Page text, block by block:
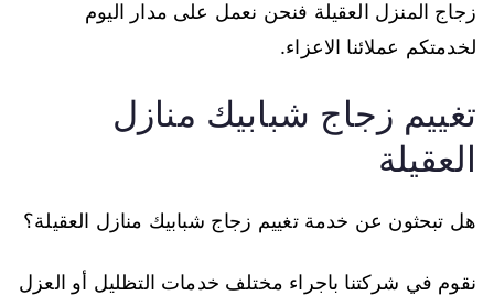
زجاج المنزل العقيلة فنحن نعمل على مدار اليوم
لخدمتكم عملائنا الاعزاء.
تغييم زجاج شبابيك منازل
العقيلة
هل تبحثون عن خدمة تغييم زجاج شبابيك منازل العقيلة؟
نقوم في شركتنا باجراء مختلف خدمات التظليل أو العزل